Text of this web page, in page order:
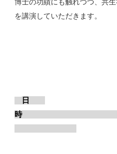
博士の功績にも触れつつ、共
を講演していただきます。
日